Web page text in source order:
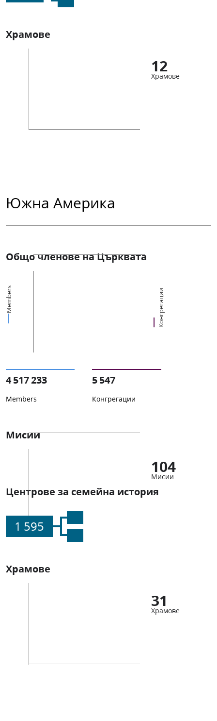
Храмове
12
Храмове
Южна Америка
Общо членове на Църквата
Members Конгрегации
4 517 233
Members
5 547
Конгрегации
Мисии
104
Мисии
Центрове за семейна история
1 595
Храмове
31
Храмове